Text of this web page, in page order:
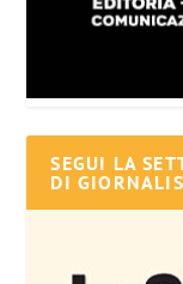
SEGUI LA
DI